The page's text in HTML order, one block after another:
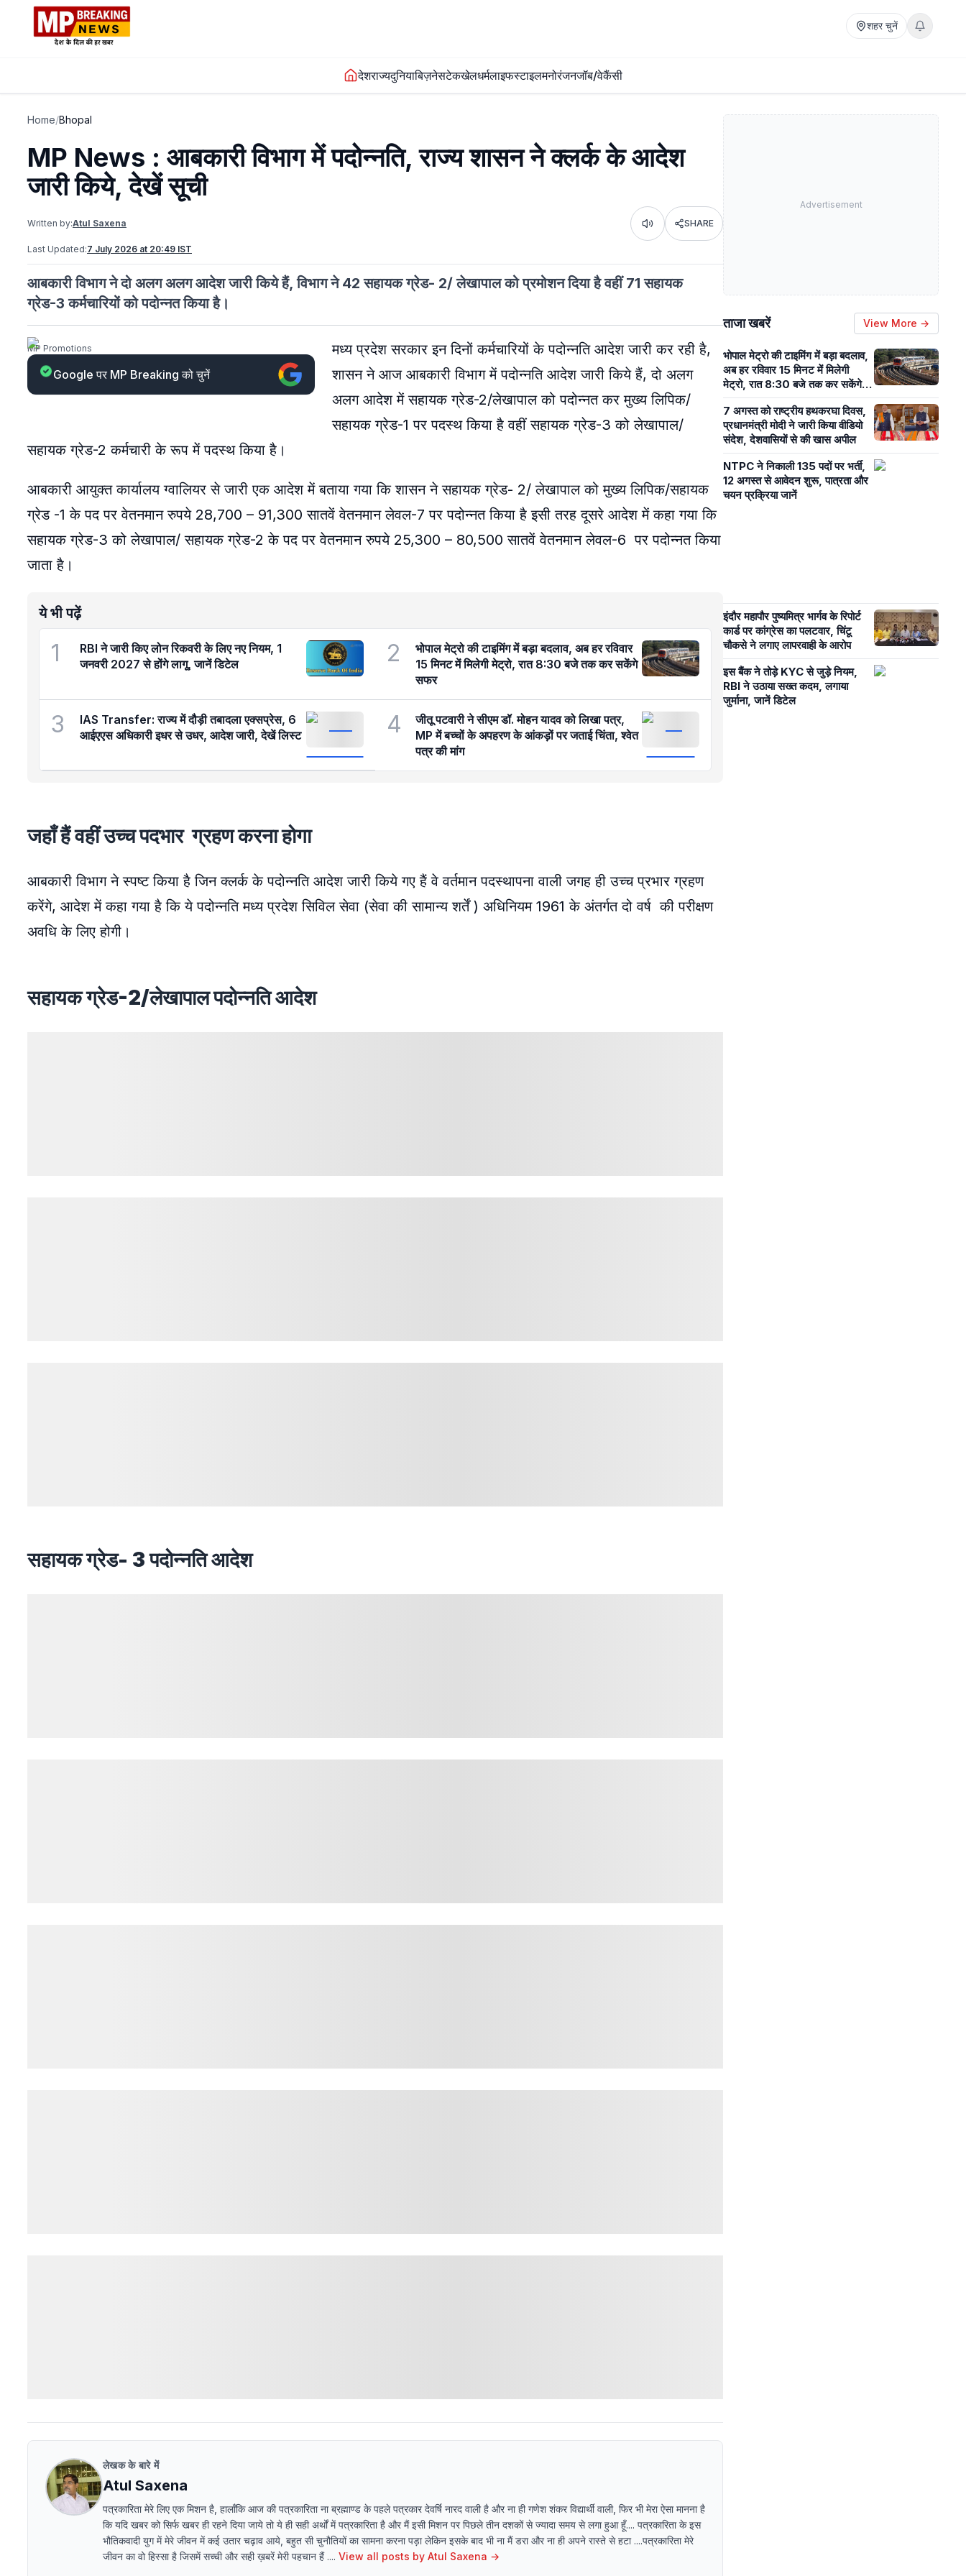
शहर चुनें
देशराज्यदुनियाबिज़नेसटेकखेलधर्मलाइफस्टाइलमनोरंजनजॉब/वेकैंसी
Home/Bhopal
MP News : आबकारी विभाग में पदोन्नति, राज्य शासन ने क्लर्क के आदेश
जारी किये, देखें सूची
Written by:Atul Saxena Listen SHARE
Last Updated:7 July 2026 at 20:49 IST
आबकारी विभाग ने दो अलग अलग आदेश जारी किये हैं, विभाग ने 42 सहायक ग्रेड- 2/ लेखापाल को प्रमोशन दिया है वहीं 71 सहायक
ग्रेड-3 कर्मचारियों को पदोन्नत किया है।
MP Promotions
Google पर MP Breaking को चुनें
मध्य प्रदेश सरकार इन दिनों कर्मचारियों के पदोन्नति आदेश जारी कर रही है,
शासन ने आज आबकारी विभाग में पदोन्नति आदेश जारी किये हैं, दो अलग
अलग आदेश में सहायक ग्रेड-2/लेखापाल को पदोन्नत कर मुख्य लिपिक/
सहायक ग्रेड-1 पर पदस्थ किया है वहीं सहायक ग्रेड-3 को लेखापाल/
सहायक ग्रेड-2 कर्मचारी के रूप में पदस्थ किया है।
आबकारी आयुक्त कार्यालय ग्वालियर से जारी एक आदेश में बताया गया कि शासन ने सहायक ग्रेड- 2/ लेखापाल को मुख्य लिपिक/सहायक
ग्रेड -1 के पद पर वेतनमान रुपये 28,700 – 91,300 सातवें वेतनमान लेवल-7 पर पदोन्नत किया है इसी तरह दूसरे आदेश में कहा गया कि
सहायक ग्रेड-3 को लेखापाल/ सहायक ग्रेड-2 के पद पर वेतनमान रुपये 25,300 – 80,500 सातवें वेतनमान लेवल-6 पर पदोन्नत किया
जाता है।
ये भी पढ़ें
1
RBI ने जारी किए लोन रिकवरी के लिए नए नियम, 1
जनवरी 2027 से होंगे लागू, जानें डिटेल
2
भोपाल मेट्रो की टाइमिंग में बड़ा बदलाव, अब हर रविवार
15 मिनट में मिलेगी मेट्रो, रात 8:30 बजे तक कर सकेंगे
सफर
3
IAS Transfer: राज्य में दौड़ी तबादला एक्सप्रेस, 6
आईएएस अधिकारी इधर से उधर, आदेश जारी, देखें लिस्ट
4
जीतू पटवारी ने सीएम डॉ. मोहन यादव को लिखा पत्र,
MP में बच्चों के अपहरण के आंकड़ों पर जताई चिंता, श्वेत
पत्र की मांग
जहाँ हैं वहीं उच्च पदभार ग्रहण करना होगा
आबकारी विभाग ने स्पष्ट किया है जिन क्लर्क के पदोन्नति आदेश जारी किये गए हैं वे वर्तमान पदस्थापना वाली जगह ही उच्च प्रभार ग्रहण
करेंगे, आदेश में कहा गया है कि ये पदोन्नति मध्य प्रदेश सिविल सेवा (सेवा की सामान्य शर्तें ) अधिनियम 1961 के अंतर्गत दो वर्ष की परीक्षण
अवधि के लिए होगी।
सहायक ग्रेड-2/लेखापाल पदोन्नति आदेश
सहायक ग्रेड- 3 पदोन्नति आदेश
लेखक के बारे में
Atul Saxena
पत्रकारिता मेरे लिए एक मिशन है, हालाँकि आज की पत्रकारिता ना ब्रह्माण्ड के पहले पत्रकार देवर्षि नारद वाली है और ना ही गणेश शंकर विद्यार्थी वाली, फिर भी मेरा ऐसा मानना है
कि यदि खबर को सिर्फ खबर ही रहने दिया जाये तो ये ही सही अर्थों में पत्रकारिता है और मैं इसी मिशन पर पिछले तीन दशकों से ज्यादा समय से लगा हुआ हूँ.... पत्रकारिता के इस
भौतिकवादी युग में मेरे जीवन में कई उतार चढ़ाव आये, बहुत सी चुनौतियों का सामना करना पड़ा लेकिन इसके बाद भी ना मैं डरा और ना ही अपने रास्ते से हटा ....पत्रकारिता मेरे
जीवन का वो हिस्सा है जिसमें सच्ची और सही ख़बरें मेरी पहचान हैं .... View all posts by Atul Saxena →
Advertisement
ताजा खबरें View More →
भोपाल मेट्रो की टाइमिंग में बड़ा बदलाव,
अब हर रविवार 15 मिनट में मिलेगी
मेट्रो, रात 8:30 बजे तक कर सकेंगे
सफर
7 अगस्त को राष्ट्रीय हथकरघा दिवस,
प्रधानमंत्री मोदी ने जारी किया वीडियो
संदेश, देशवासियों से की खास अपील
NTPC ने निकाली 135 पदों पर भर्ती,
12 अगस्त से आवेदन शुरू, पात्रता और
चयन प्रक्रिया जानें
इंदौर महापौर पुष्यमित्र भार्गव के रिपोर्ट
कार्ड पर कांग्रेस का पलटवार, चिंटू
चौकसे ने लगाए लापरवाही के आरोप
इस बैंक ने तोड़े KYC से जुड़े नियम,
RBI ने उठाया सख्त कदम, लगाया
जुर्माना, जानें डिटेल